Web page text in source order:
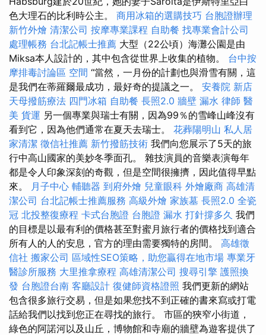
色大理石的比利時公主。 商用冰箱的選購技巧 台胞證辦理
新竹外燴 清潔公司 按摩專業課程 自助餐 找專業會計公司
處理帳務 台北記帳士推薦 大型（22公頃）海灘公園是由
Miksa本人設計的，其中包含從世界上收集的植物。 台中按
摩排毒討論區 空間 “當然，一月份的計劃也與滑雪有關，這
是我們在蒂羅爾最成功，最好奇的提議之一。 安養院 新店
天母撥筋療法 四門冰箱 自助餐 長照2.0 牆壁 漏水 律師 醫
美 貨運 另一個專業與瑞士有關，因為99％的雪峰山峰沒有
看到它，因為他們通常在夏天去瑞士。 花葬陽明山 私人居
家清潔 徵信社推薦 新竹撥筋技術 我們向您展示了5天的旅
行中高山國家的美妙冬季面孔。 雜技演員的音樂表演每年
都是令人印象深刻的奇觀，但是空間很擁擠，因此值得早點
來。
月子中心 輔聽器 到府外燴 兒童眼科 外燴廠商 高雄清
潔公司 台北記帳士推薦服務 高級外燴 家族墓 長照2.0 全瓷
冠 北投整復療程 卡式台胞證 台胞證 漏水 打針撐多久 我們
的目標是以最有利的價格甚至對蜜月旅行者的價格找到適合
所有人的人的安息，官方的理由需要獨特的房間。 高雄徵
信社 搬家公司 區域性SEO策略，助您贏得在地市場 專業牙
醫診所服務 大里推拿療程 高雄清潔公司 搜尋引擎 護照換
發 台胞證台南 客廳設計 復健師資格證照 我們更新的網站
包含很多旅行交易，但是如果您找不到正確的書來寫或打電
話給我們以找到您正在尋找的旅行。 市區的狹窄小街道，
綠色的阿諾河以及山丘，博物館和寺廟的牆壁為遊客提供了